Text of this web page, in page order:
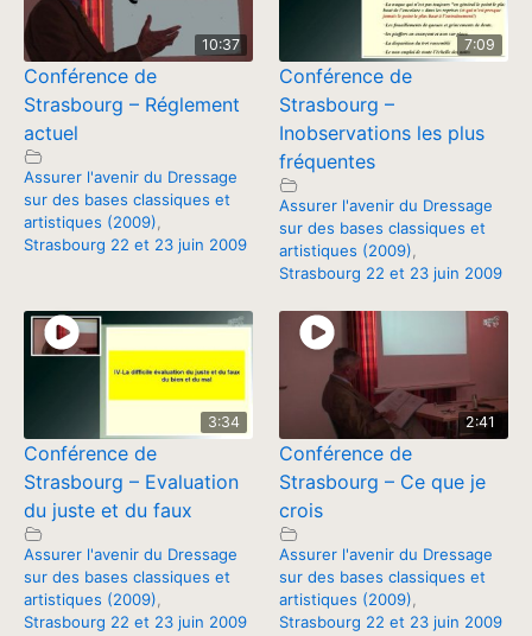
10:37
Conférence de
Strasbourg – Réglement
actuel
Assurer l'avenir du Dressage
sur des bases classiques et
artistiques (2009)
Strasbourg 22 et 23 juin 2009
7:09
Conférence de
Strasbourg –
Inobservations les plus
fréquentes
Assurer l'avenir du Dressage
sur des bases classiques et
artistiques (2009)
Strasbourg 22 et 23 juin 2009
3:34
Conférence de
Strasbourg – Evaluation
du juste et du faux
Assurer l'avenir du Dressage
sur des bases classiques et
artistiques (2009),
Strasbourg 22 et 23 juin 2009
2:41
Conférence de
Strasbourg – Ce que je
crois
Assurer l'avenir du Dressage
sur des bases classiques et
artistiques (2009),
Strasbourg 22 et 23 juin 2009